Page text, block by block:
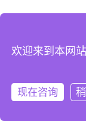
欢迎来到本网
现在咨询